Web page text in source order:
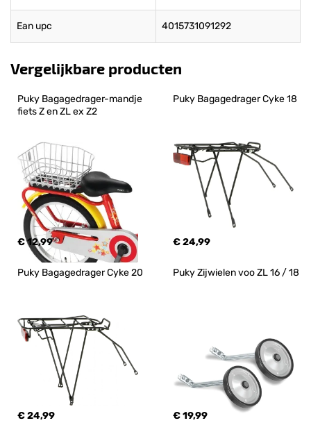
Ean upc 4015731091292
Vergelijkbare producten
Puky Bagagedrager-mandje
fiets Z en ZL ex Z2
€ 12,99
Puky Bagagedrager Cyke 18
€ 24,99
Puky Bagagedrager Cyke 20
€ 24,99
Puky Zijwielen voo ZL 16 / 18
€ 19,99